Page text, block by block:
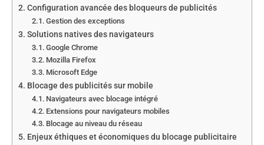
Configuration avancée des bloqueurs de publicités
Gestion des exceptions
Solutions natives des navigateurs
Google Chrome
Mozilla Firefox
Microsoft Edge
Blocage des publicités sur mobile
Navigateurs avec blocage intégré
Extensions pour navigateurs mobiles
Blocage au niveau du réseau
Enjeux éthiques et économiques du blocage publicitaire